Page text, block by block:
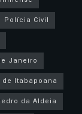
Polícia Civil
Janeiro
Itabapoana
da Aldeia